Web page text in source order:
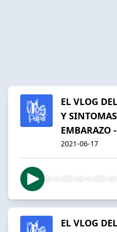
EL VLOG
Y
EMBARAZO
2021-06-17
EL VLOG